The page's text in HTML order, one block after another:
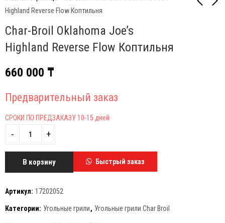
Highland Reverse Flow Коптильня
Char-Broil Oklahoma Joe’s
Highland Reverse Flow КоптильняJoe's JUDGE Угольный
Joe's BLACKJACK
660 000 ₸
Предварительный заказ
СРОКИ ПО ПРЕДЗАКАЗУ 10-15 дней
В корзину Быстрый заказ
Артикул: 17202052
Категории: Угольные грили, Угольные грили Char Broil